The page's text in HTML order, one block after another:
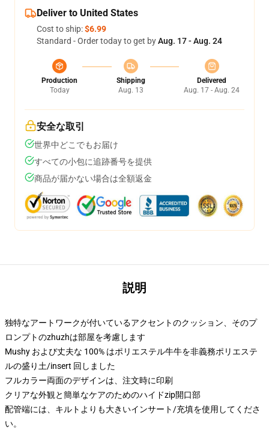
Deliver to United States
Cost to ship:$6.99
Standard - Order today to get byAug. 17 - Aug. 24
Production
Today
Shipping
Aug. 13
Delivered
Aug. 17 - Aug. 24
安全な取引
世界中どこでもお届け
すべての小包に追跡番号を提供
商品が届かない場合は全額返金
説明
独特なアートワークが付いているアクセントのクッション、そのプ
ロンプトのzhuzhは部屋を考慮します
Mushy および丈夫な 100% はポリエステル牛牛を非義務ポリエステ
ルの盛り土/insert 回しました
フルカラー両面のデザインは、注文時に印刷
クリアな外観と簡単なケアのためのハイドzip開口部
配管端には、キルトよりも大きいインサート/充填を使用してくださ
い。